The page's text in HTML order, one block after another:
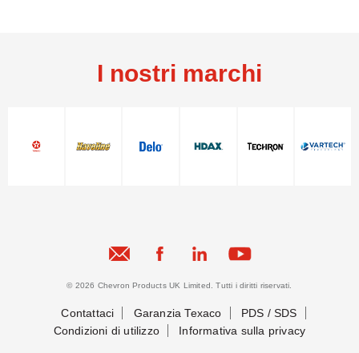
I nostri marchi
© 2026 Chevron Products UK Limited. Tutti i diritti riservati.
Contattaci Garanzia Texaco
PDS / SDS
Condizioni di utilizzo
Informativa sulla privacy